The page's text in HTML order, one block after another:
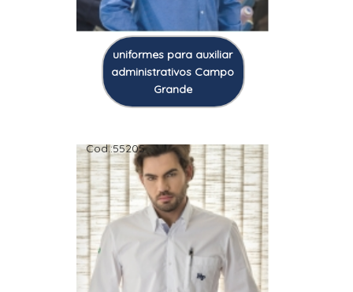
uniformes para auxiliar
administrativos Campo
Grande
Cod.:55205